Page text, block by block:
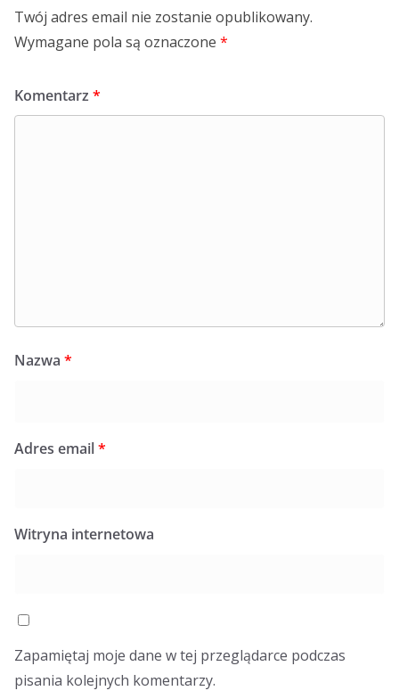
Twój adres email nie zostanie opublikowany.
Wymagane pola są oznaczone *
Komentarz *
Nazwa *
Adres email*
Witryna internetowa
Zapamiętaj moje dane w tej przeglądarce podczas
pisania kolejnych komentarzy.